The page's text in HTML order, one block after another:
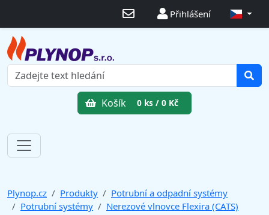
Přihlášení
Košík 0 ks / 0 Kč
Plynop.cz Produkty
Potrubní a odpadní systémy
Potrubní systémy
Nerezové vlnovce Flexira (CATS)